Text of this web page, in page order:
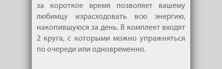
за короткое время позволяет вашему
любимцу израсходовать всю энергию,
накопившуюся за день. В комплект входят
2 круга, с которыми можно упражняться
по очереди или одновременно.